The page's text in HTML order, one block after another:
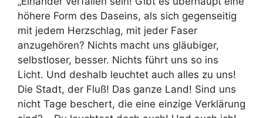
höhere Form des Daseins, als sich gegenseitig
mit jedem Herzschlag, mit jeder Faser
anzugehören? Nichts macht uns gläubiger,
selbstloser, besser. Nichts führt uns so ins
Licht. Und deshalb leuchtet auch alles zu uns!
Die Stadt, der Fluß! Das ganze Land! Sind uns
nicht Tage beschert, die eine einzige Verklärung